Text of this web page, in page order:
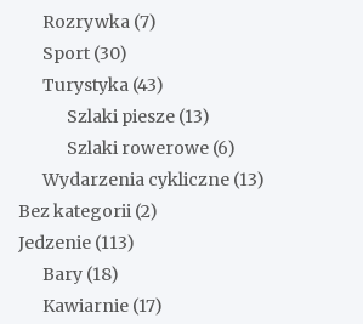
Rozrywka (7)
Sport (30)
Turystyka (43)
Szlaki piesze (13)
Szlaki rowerowe (6)
Wydarzenia cykliczne (13)
Bez kategorii (2)
Jedzenie (113)
Bary (18)
Kawiarnie (17)